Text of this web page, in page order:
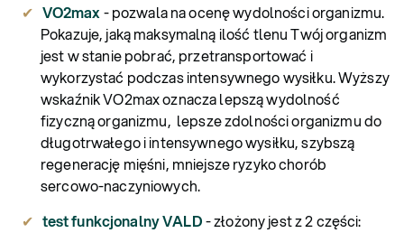
VO2max- pozwala na ocenę wydolności organizmu.
Pokazuje, jaką maksymalną ilość tlenu Twój organizm
jest w stanie pobrać, przetransportować i
wykorzystać podczas intensywnego wysiłku. Wyższy
wskaźnik VO2max oznacza lepszą wydolność
fizyczną organizmu, lepsze zdolności organizmu do
długotrwałego i intensywnego wysiłku, szybszą
regenerację mięśni, mniejsze ryzyko chorób
sercowo-naczyniowych.
test funkcjonalny VALD- złożony jest z 2 części: